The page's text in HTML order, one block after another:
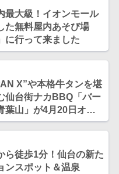
最大級！イオンモール
た無料屋内あそび場
に行って来ました
X”や本格牛タンを堪
仙台街ナカBBQ「バー
葉山」が4月20日オー
ら徒歩1分！仙台の新た
ンスポット＆温泉